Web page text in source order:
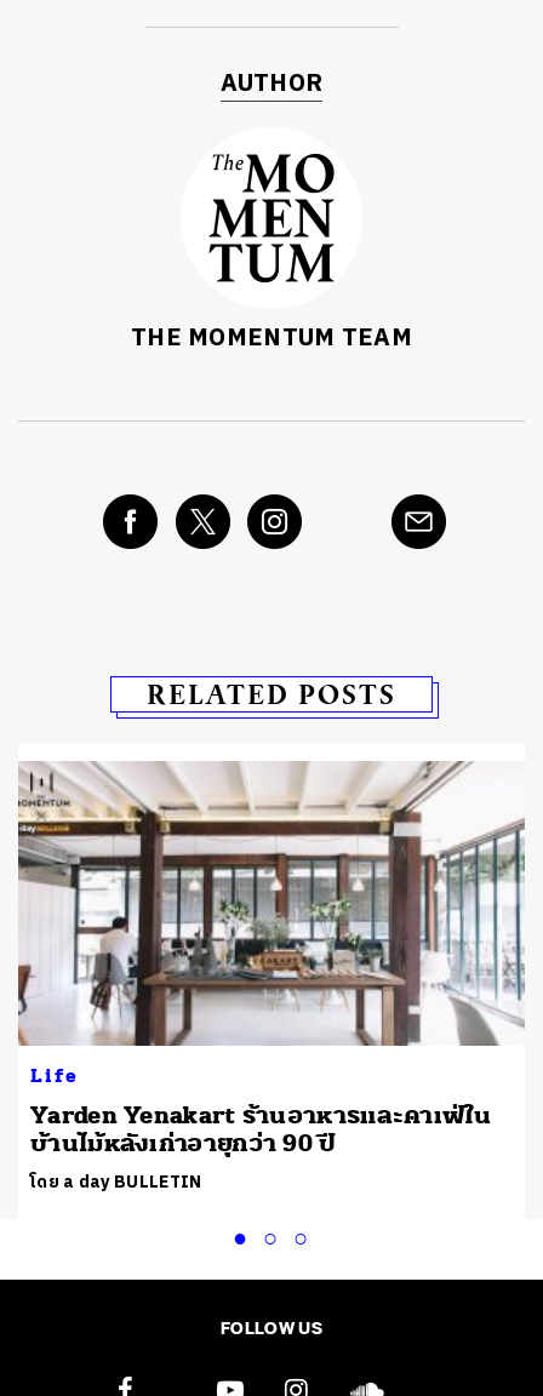
AUTHOR
THE MOMENTUM TEAM
RELATED POSTS
Life
Yarden Yenakart ร้านอาหารและคาเฟ่ใน
บ้านไม้หลังเก่าอายุกว่า 90 ปี
โดย a day BULLETIN
FOLLOW US